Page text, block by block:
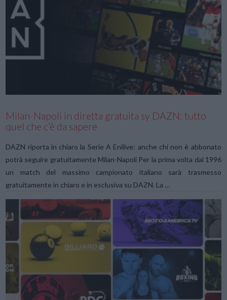
Milan-Napoli in diretta gratuita sy DAZN: tutto
quel che c’è da sapere
DAZN riporta in chiaro la Serie A Enilive: anche chi non è abbonato
potrà seguire gratuitamente Milan-Napoli Per la prima volta dal 1996
un match del massimo campionato italiano sarà trasmesso
gratuitamente in chiaro e in esclusiva su DAZN. La …